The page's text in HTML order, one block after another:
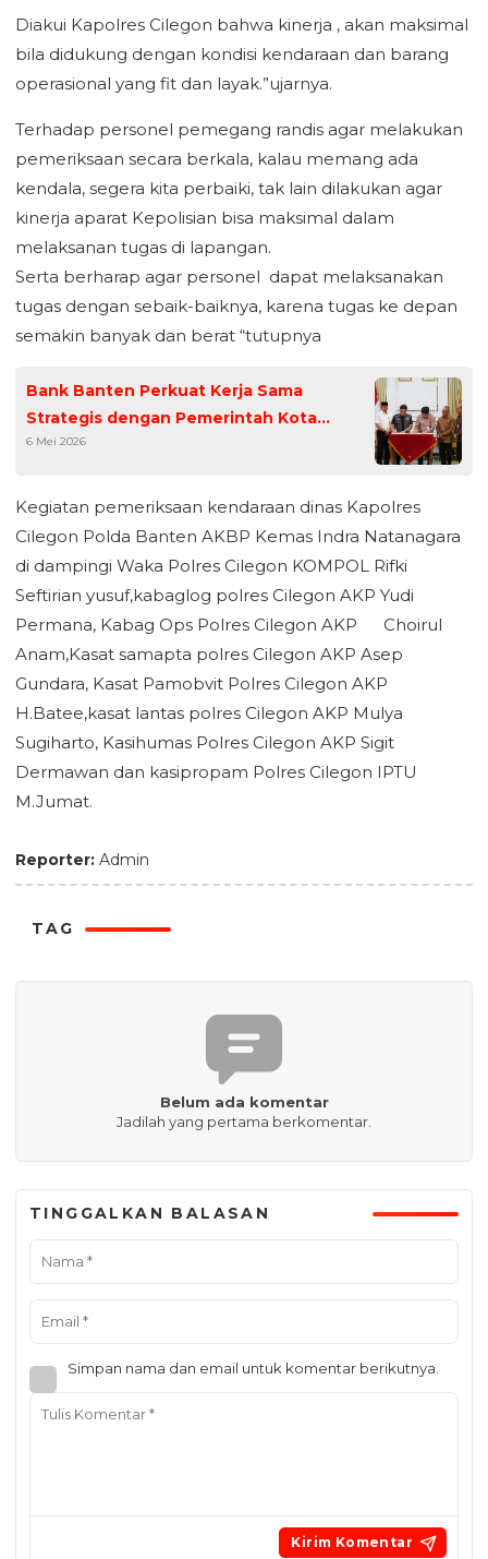
Diakui Kapolres Cilegon bahwa kinerja , akan maksimal
bila didukung dengan kondisi kendaraan dan barang
operasional yang fit dan layak.”ujarnya.
Terhadap personel pemegang randis agar melakukan
pemeriksaan secara berkala, kalau memang ada
kendala, segera kita perbaiki, tak lain dilakukan agar
kinerja aparat Kepolisian bisa maksimal dalam
melaksanan tugas di lapangan.
Serta berharap agar personel dapat melaksanakan
tugas dengan sebaik-baiknya, karena tugas ke depan
semakin banyak dan berat “tutupnya
Bank Banten Perkuat Kerja Sama
Strategis dengan Pemerintah Kota
Cilegon
6 Mei 2026
Kegiatan pemeriksaan kendaraan dinas Kapolres
Cilegon Polda Banten AKBP Kemas Indra Natanagara
di dampingi Waka Polres Cilegon KOMPOL Rifki
Seftirian yusuf,kabaglog polres Cilegon AKP Yudi
Permana, Kabag Ops Polres Cilegon AKP Choirul
Anam,Kasat samapta polres Cilegon AKP Asep
Gundara, Kasat Pamobvit Polres Cilegon AKP
H.Batee,kasat lantas polres Cilegon AKP Mulya
Sugiharto, Kasihumas Polres Cilegon AKP Sigit
Dermawan dan kasipropam Polres Cilegon IPTU
M.Jumat.
Reporter: Admin
TAG
Belum ada komentar
Jadilah yang pertama berkomentar.
TINGGALKAN BALASAN
Simpan nama dan email untuk komentar berikutnya.